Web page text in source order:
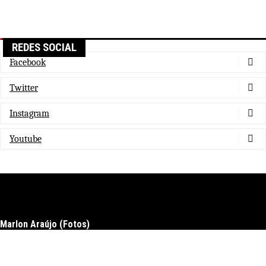
REDES SOCIAL
Facebook
Twitter
Instagram
Youtube
Marlon Araújo (Fotos)